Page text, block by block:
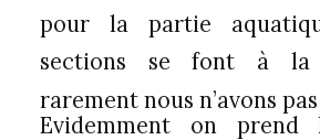
pour la partie
sections se font à la
rarement nous n’avons
Evidemment on prend